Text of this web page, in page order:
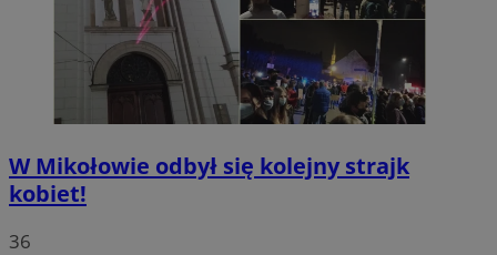
W Mikołowie odbył się kolejny strajk
kobiet!
36